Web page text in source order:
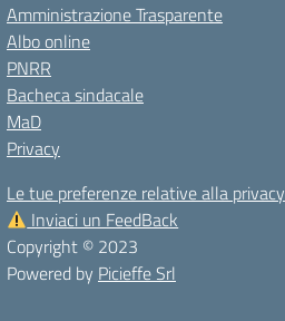
Amministrazione Trasparente
Albo online
PNRR
Bacheca sindacale
MaD
Privacy
Le tue preferenze relative alla privacy
Inviaci un FeedBack
Copyright © 2023
Powered by Picieffe Srl